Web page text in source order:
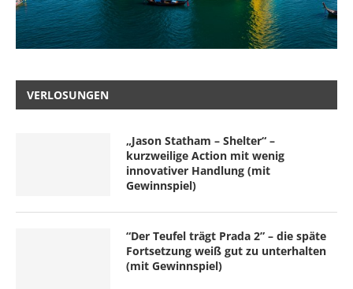
VERLOSUNGEN
„Jason Statham – Shelter“ –
kurzweilige Action mit wenig
innovativer Handlung (mit
Gewinnspiel)
“Der Teufel trägt Prada 2” – die späte
Fortsetzung weiß gut zu unterhalten
(mit Gewinnspiel)